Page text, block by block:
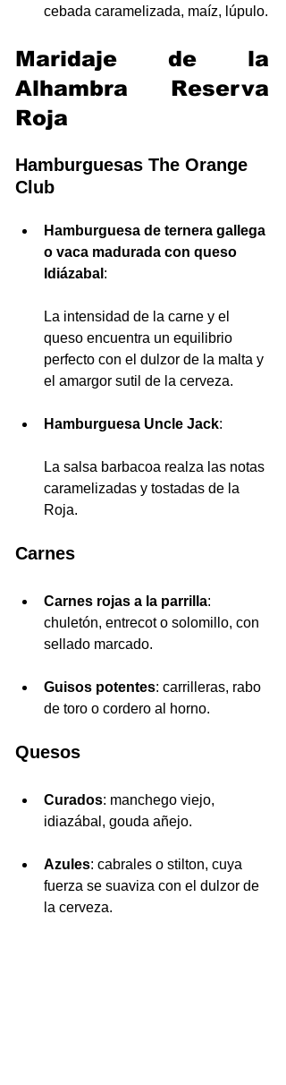
cebada caramelizada, maíz, lúpulo.
Maridaje de la
Alhambra Reserva
Roja
Hamburguesas The Orange
Club
Hamburguesa de ternera gallega
o vaca madurada con queso
Idiázabal :
La intensidad de la carne y el
queso encuentra un equilibrio
perfecto con el dulzor de la malta y
el amargor sutil de la cerveza.
Hamburguesa Uncle Jack:
La salsa barbacoa realza las notas
caramelizadas y tostadas de la
Roja.
Carnes
Carnes rojas a la parrilla:
chuletón, entrecot o solomillo, con
sellado marcado.
Guisos potentes: carrilleras, rabo
de toro o cordero al horno.
Quesos
Curados: manchego viejo,
idiazábal, gouda añejo.
Azules: cabrales o stilton, cuya
fuerza se suaviza con el dulzor de
la cerveza.